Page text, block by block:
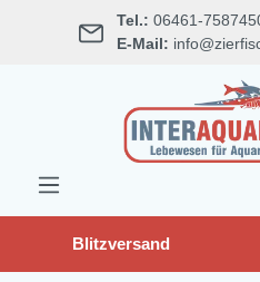
springen Tel.: 06461-
E-Mail:
Blitzversand